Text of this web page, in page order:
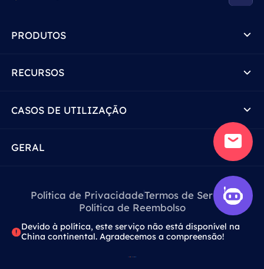
PRODUTOS
RECURSOS
CASOS DE UTILIZAÇÃO
GERAL
Política de PrivacidadeTermos de Serviço
Política de Reembolso
Devido à política, este serviço não está disponível na
China continental. Agradecemos a compreensão!